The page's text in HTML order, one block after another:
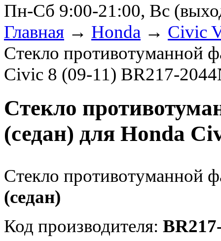
Пн-Сб 9:00-21:00, Вс
Главная → Honda → Civic
Стекло противотуманной
Civic 8 (09-11) BR217-
Стекло
(седан) для Honda
Стекло противотуманной
(седан)
Код производителя: